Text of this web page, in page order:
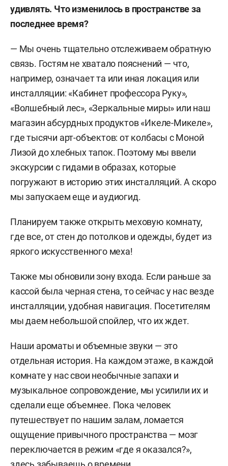
удивлять. Что изменилось в пространстве за
последнее время?
— Мы очень тщательно отслеживаем обратную
связь. Гостям не хватало пояснений — что,
например, означает та или иная локация или
инсталляции: «Кабинет профессора Руку»,
«Волшебный лес», «Зеркальные миры» или наш
магазин абсурдных продуктов «Икеле-Микеле»,
где тысячи арт-объектов: от колбасы с Моной
Лизой до хлебных тапок. Поэтому мы ввели
экскурсии с гидами в образах, которые
погружают в историю этих инсталляций. А скоро
мы запускаем еще и аудиогид.
Планируем также открыть меховую комнату,
где все, от стен до потолков и одежды, будет из
яркого искусственного меха!
Также мы обновили зону входа. Если раньше за
кассой была черная стена, то сейчас у нас везде
инсталляции, удобная навигация. Посетителям
мы даем небольшой спойлер, что их ждет.
Наши ароматы и объемные звуки — это
отдельная история. На каждом этаже, в каждой
комнате у нас свои необычные запахи и
музыкальное сопровождение, мы усилили их и
сделали еще объемнее. Пока человек
путешествует по нашим залам, ломается
ощущение привычного пространства — мозг
переключается в режим «где я оказался?»,